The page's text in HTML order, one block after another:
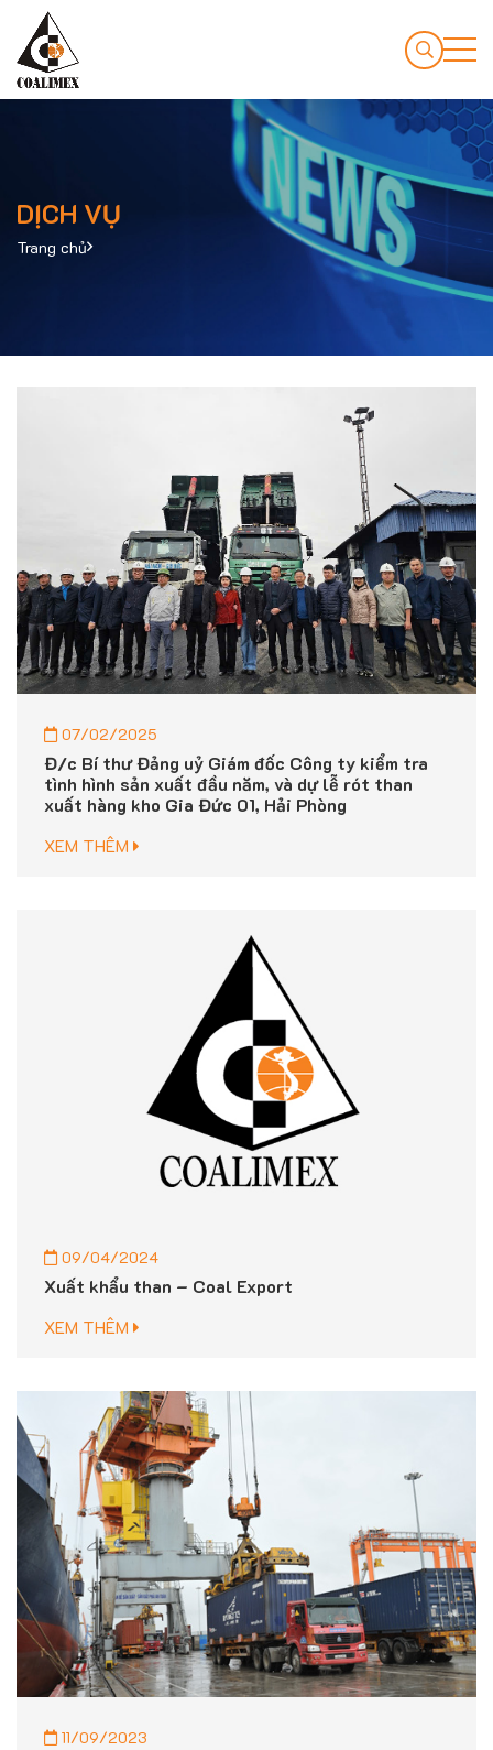
DỊCH VỤ
Trang chủ
07/02/2025
Đ/c Bí thư Đảng uỷ Giám đốc Công ty kiểm tra
tình hình sản xuất đầu năm, và dự lễ rót than
xuất hàng kho Gia Đức 01, Hải Phòng
XEM THÊM
09/04/2024
Xuất khẩu than – Coal Export
XEM THÊM
11/09/2023